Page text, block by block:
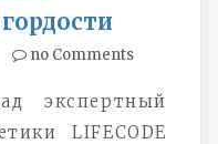
no Comments
экспертный
LIFECODE